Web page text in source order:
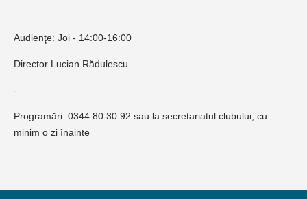
Audienţe: Joi - 14:00-16:00
Director Lucian Rădulescu
-
Programări: 0344.80.30.92 sau la secretariatul clubului, cu
minim o zi înainte